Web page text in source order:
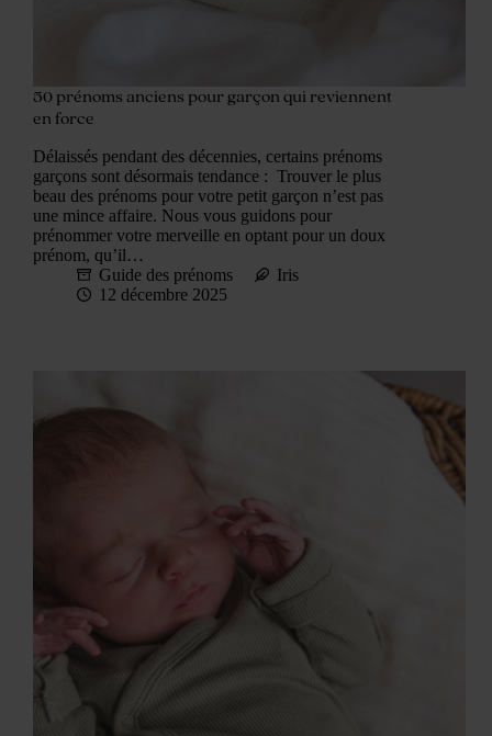
50 prénoms anciens pour garçon qui reviennent
en force
Délaissés pendant des décennies, certains prénoms
garçons sont désormais tendance : Trouver le plus
beau des prénoms pour votre petit garçon n’est pas
une mince affaire. Nous vous guidons pour
prénommer votre merveille en optant pour un doux
prénom, qu’il…
Guide des prénoms
Iris
12 décembre 2025